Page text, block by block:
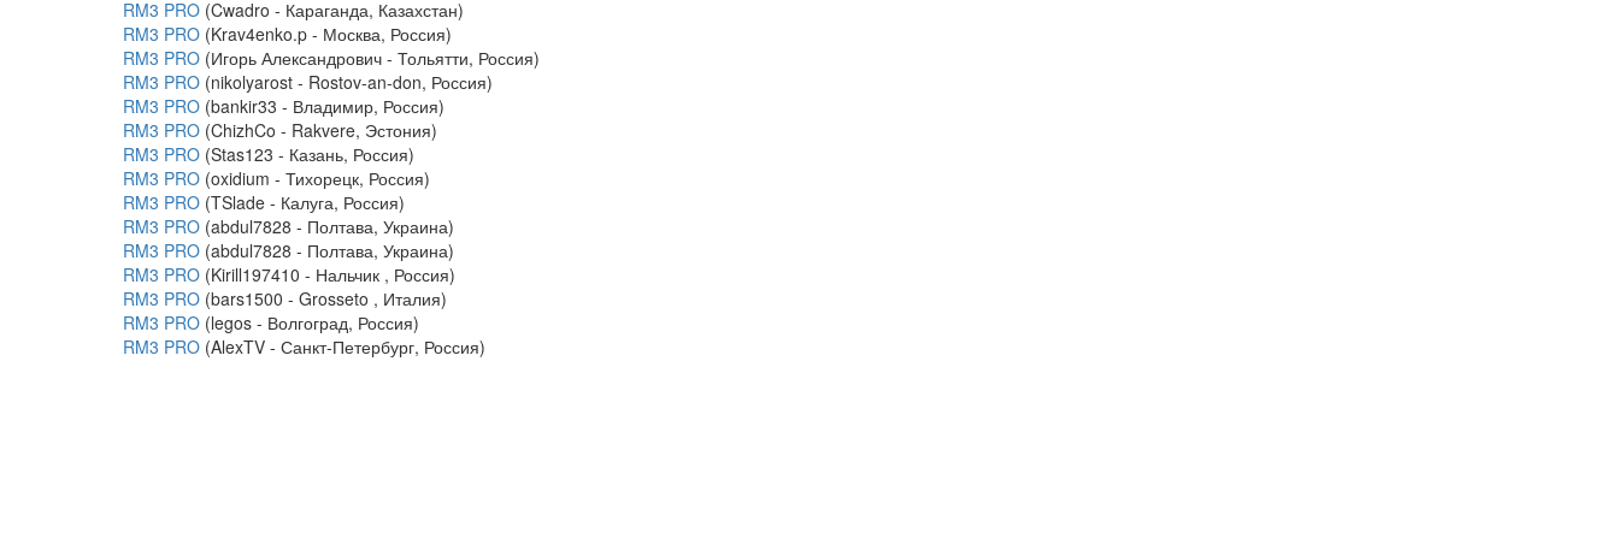
RM3 PRO (Cwadro - Караганда, Казахстан)
RM3 PRO (Krav4enko.p - Москва, Россия)
RM3 PRO (Игорь Александрович - Тольятти, Россия)
RM3 PRO (nikolyarost - Rostov-an-don, Россия)
RM3 PRO (bankir33 - Владимир, Россия)
RM3 PRO (ChizhCo - Rakvere, Эстония)
RM3 PRO (Stas123 - Казань, Россия)
RM3 PRO (oxidium - Тихорецк, Россия)
RM3 PRO (TSlade - Калуга, Россия)
RM3 PRO (abdul7828 - Полтава, Украина)
RM3 PRO (abdul7828 - Полтава, Украина)
RM3 PRO (Kirill197410 - Нальчик , Россия)
RM3 PRO (bars1500 - Grosseto , Италия)
RM3 PRO (legos - Волгоград, Россия)
RM3 PRO (AlexTV - Санкт-Петербург, Россия)